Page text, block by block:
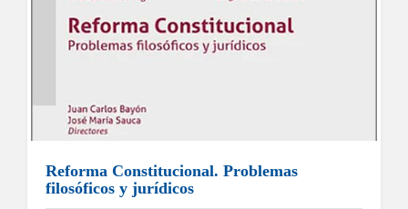
Reforma Constitucional. Problemas
filosóficos y jurídicos